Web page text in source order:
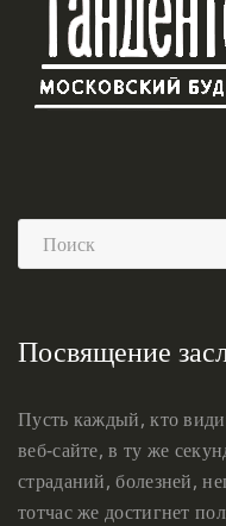
Посвящение
Пусть каждый, кто
веб-сайте, в ту же
страданий, болезней,
тотчас же достигнет